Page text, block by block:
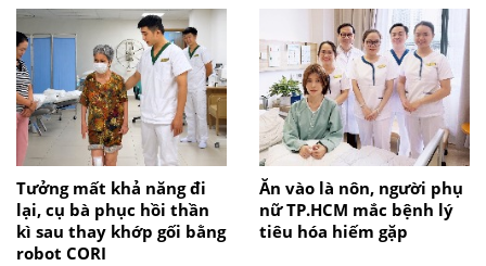
Tưởng mất khả năng đi
lại, cụ bà phục hồi thần
kì sau thay khớp gối bằng
robot CORI
Ăn vào là nôn, người phụ
nữ TP.HCM mắc bệnh lý
tiêu hóa hiếm gặp